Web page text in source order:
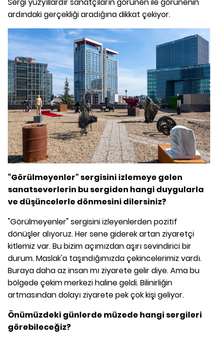
Sergi yüzyıllardır sanatçıların görünen ile görünenin
ardındaki gerçekliği aradığına dikkat çekiyor.
"Görülmeyenler" sergisini izlemeye gelen
sanatseverlerin bu sergiden hangi duygularla
ve düşüncelerle dönmesini dilersiniz?
"Görülmeyenler" sergisini izleyenlerden pozitif
dönüşler alıyoruz. Her sene giderek artan ziyaretçi
kitlemiz var. Bu bizim açımızdan aşırı sevindirici bir
durum. Maslak'a taşındığımızda çekincelerimiz vardı.
Buraya daha az insan mı ziyarete gelir diye. Ama bu
bölgede çekim merkezi haline geldi. Bilinirliğin
artmasından dolayı ziyarete pek çok kişi geliyor.
Önümüzdeki günlerde müzede hangi sergileri
görebileceğiz?